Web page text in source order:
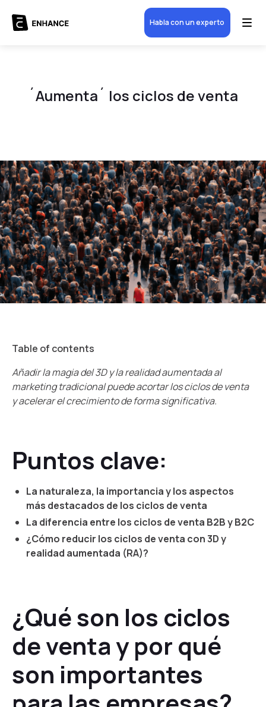
Habla con un experto
´Aumenta´ los ciclos de venta
Table of contents
Añadir la magia del 3D y la realidad aumentada al
marketing tradicional puede acortar los ciclos de venta
y acelerar el crecimiento de forma significativa.
Puntos clave:
La naturaleza, la importancia y los aspectos
más destacados de los ciclos de venta
La diferencia entre los ciclos de venta B2B y B2C
¿Cómo reducir los ciclos de venta con 3D y
realidad aumentada (RA)?
¿Qué son los ciclos
de venta y por qué
son importantes